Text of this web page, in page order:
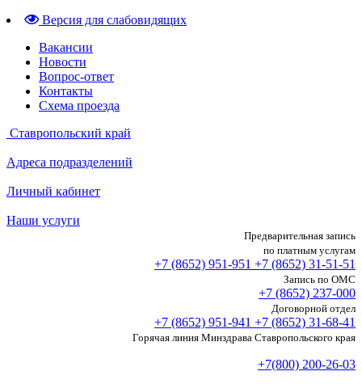
Версия для слабовидящих
Вакансии
Новости
Вопрос-ответ
Контакты
Схема проезда
Ставропольский край
Адреса подразделений
Личный кабинет
Наши услуги
Предварительная запись
по платным услугам
+7 (8652) 951-951 +7 (8652) 31-51-51
Запись по ОМС
+7 (8652) 237-000
Договорной отдел
+7 (8652) 951-941 +7 (8652) 31-68-41
Горячая линия Минздрава Ставропольского края
+7(800) 200-26-03